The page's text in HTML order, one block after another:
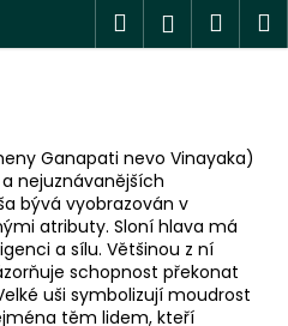
Hledat
Ganapati nevo Vinayaka)
nejuznávanějších
bývá vyobrazován v
atributy. Sloní hlava má
a sílu. Většinou z ní
schopnost překonat
uši symbolizují moudrost
těm lidem, kteří